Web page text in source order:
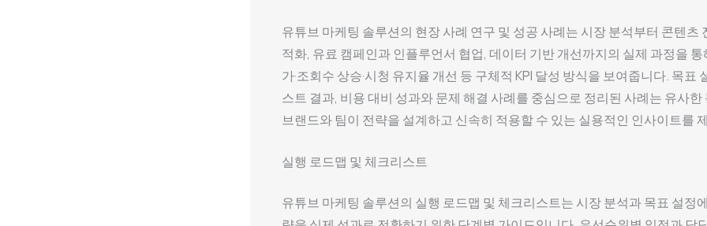
유튜브 마케팅 솔루션의 현장 사례 연구 및 성공 사례는 시장 분석부터 콘텐츠
적화, 유료 캠페인과 인플루언서 협업, 데이터 기반 개선까지의 실제 과정을
가·조회수 상승·시청 유지율 개선 등 구체적 KPI 달성 방식을 보여줍니다. 목표
스트 결과, 비용 대비 성과와 문제 해결 사례를 중심으로 정리된 사례는 유사한
브랜드와 팀이 전략을 설계하고 신속히 적용할 수 있는 실용적인 인사이트를
실행 로드맵 및 체크리스트
유튜브 마케팅 솔루션의 실행 로드맵 및 체크리스트는 시장 분석과 목표 설정